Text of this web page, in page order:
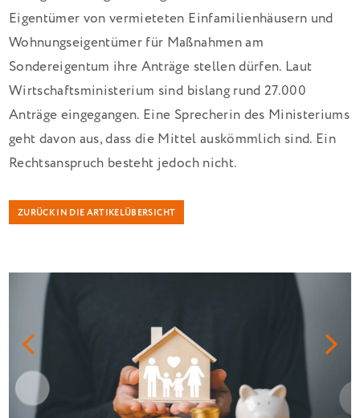
Eigentümer von vermieteten Einfamilienhäusern und
Wohnungseigentümer für Maßnahmen am
Sondereigentum ihre Anträge stellen dürfen. Laut
Wirtschaftsministerium sind bislang rund 27.000
Anträge eingegangen. Eine Sprecherin des Ministeriums
geht davon aus, dass die Mittel auskömmlich sind. Ein
Rechtsanspruch besteht jedoch nicht.
ZURÜCK IN DIE ARTIKELÜBERSICHT